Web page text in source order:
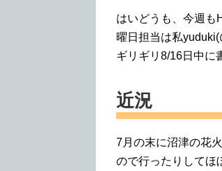
はいどうも、今週も
曜日担当は私
ギリギリ8/16日中に
近況
7月の末に沼津の花
ので行ったりしてほ